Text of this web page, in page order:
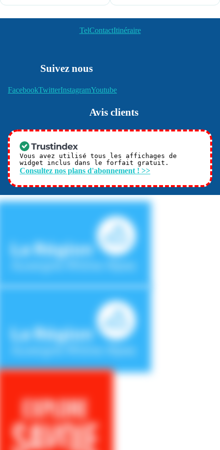
Suivez nous
FacebookTwitterInstagramYoutube
Avis clients
Vous avez utilisé tous les affichages de
widget inclus dans le forfait gratuit.
Consultez nos plans d'abonnement ! >>
TelContactItinéraire